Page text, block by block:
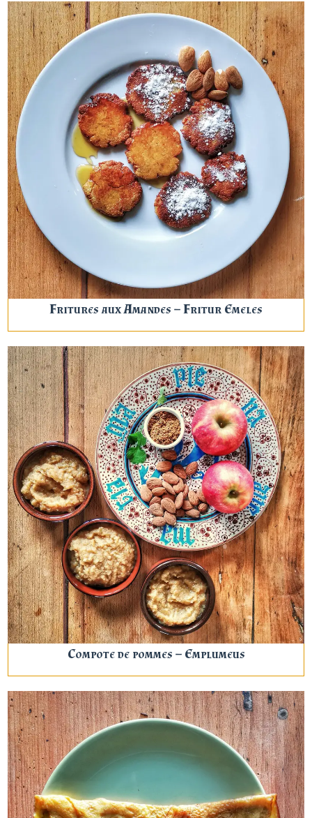
Fritures aux Amandes – Fritur Emeles
Compote de pommes – Emplumeus